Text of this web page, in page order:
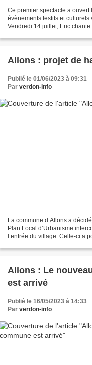
Ce premier spectacle a ouvert
évènements festifs et culturels
Vendredi 14 juillet, Eric
Allons : projet de
Publié le 01/06/2023 à 09:31
Par verdon-info
La commune d’Allons a
Plan Local d’Urbanisme
l’entrée du village. Celle-ci a
Allons : Le nouveau véhicule pour la commune
est arrivé
Publié le 16/05/2023 à 14:33
Par verdon-info